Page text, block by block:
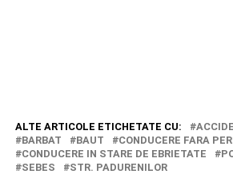
ALTE ARTICOLE ETICHETATE CU:
BARBAT
BAUT
CONDUCERE FARA
CONDUCERE IN STARE DE EBRIETATE
SEBES
STR. PADURENILOR